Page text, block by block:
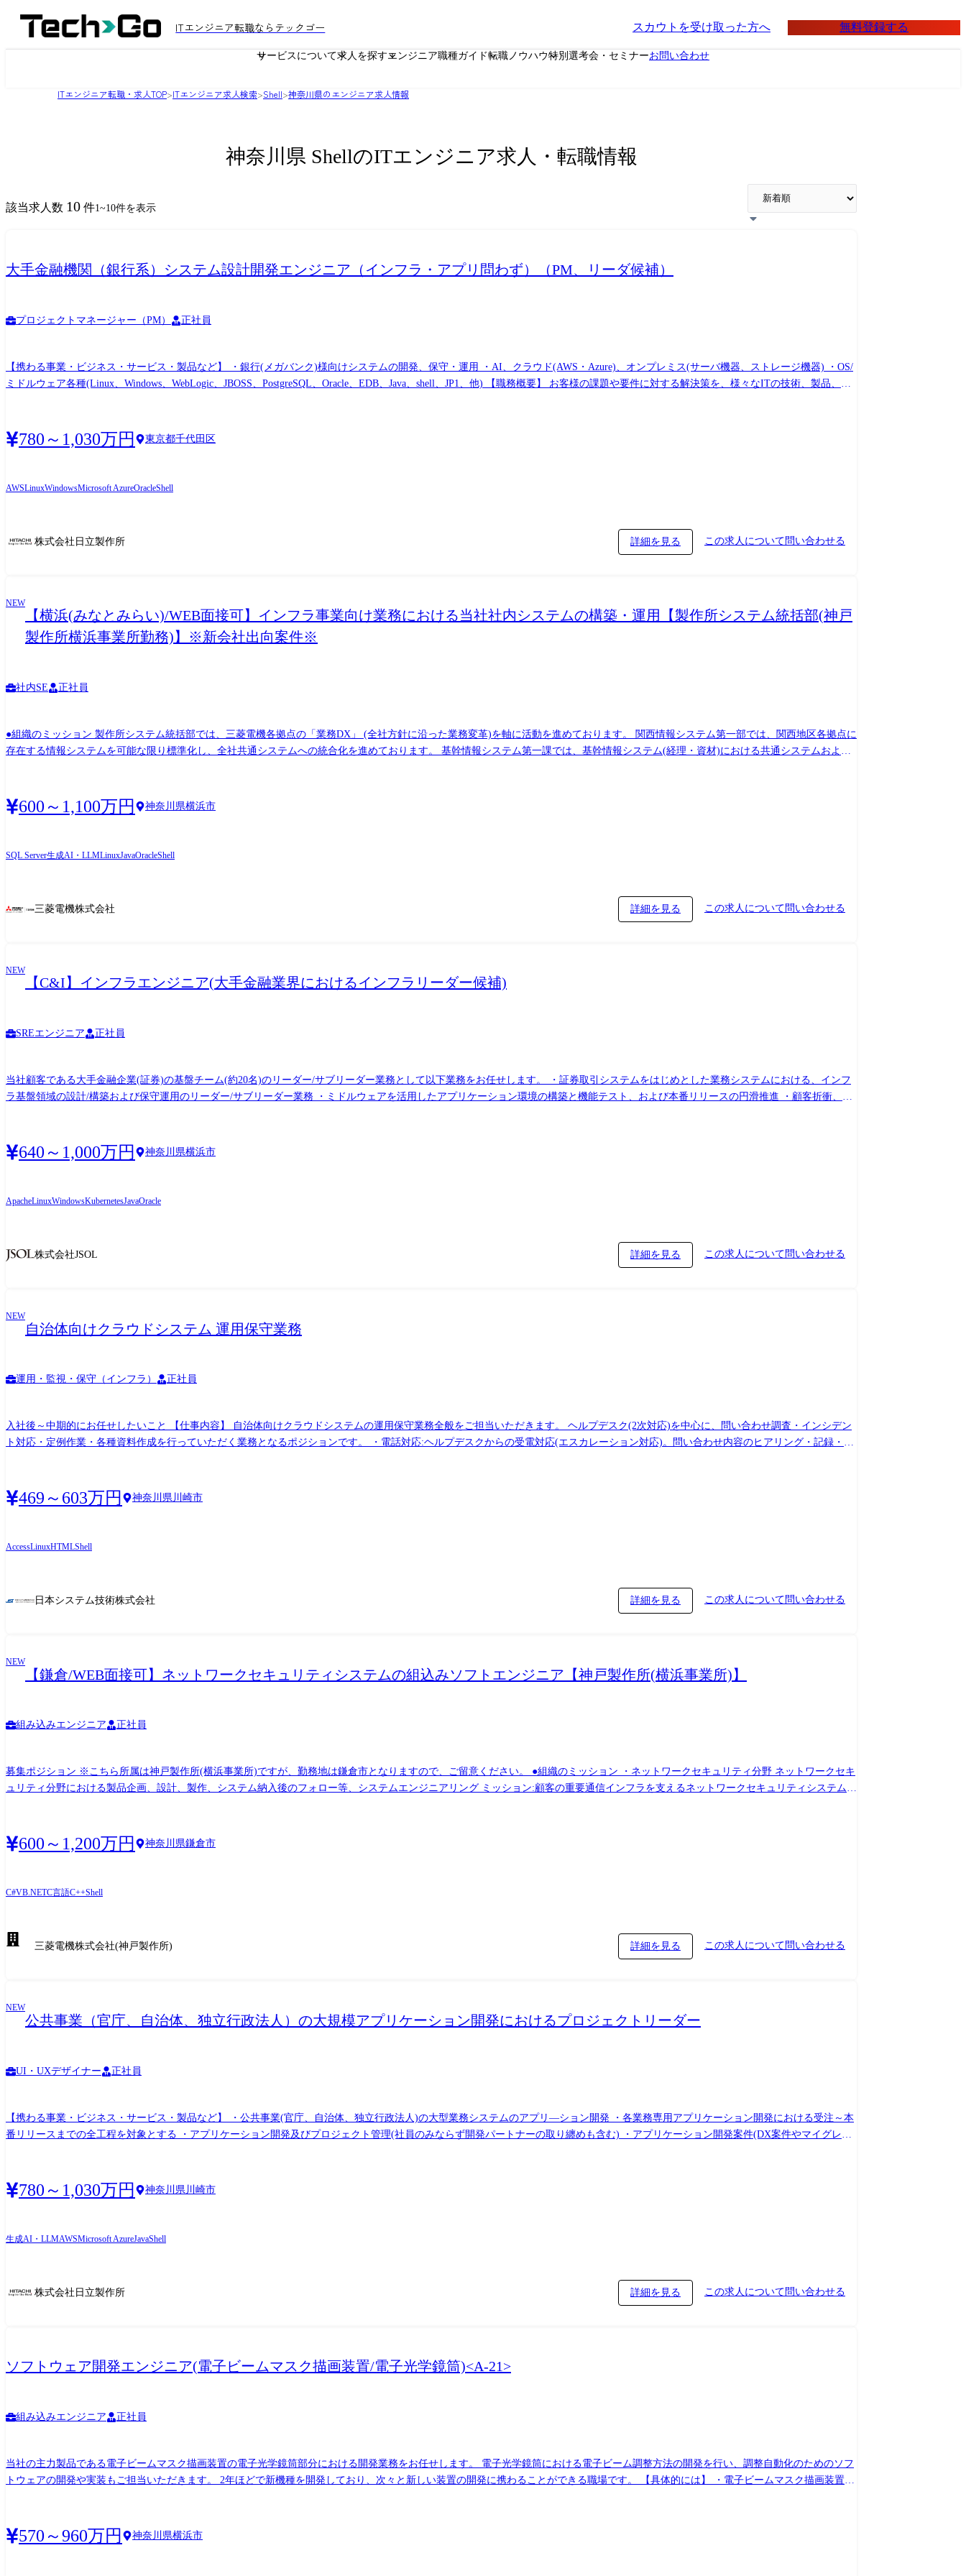
ITエンジニア転職ならテックゴー スカウトを受け取った方へ 無料登録する
サービスについて求人を探すエンジニア職種ガイド転職ノウハウ特別選考会・セミナーお問い合わせ
ITエンジニア転職・求人TOP>ITエンジニア求人検索>Shell>神奈川県のエンジニア求人情報
神奈川県 ShellのITエンジニア求人・転職情報
該当求人数 10 件1~10件を表示
大手金融機関（銀行系）システム設計開発エンジニア（インフラ・アプリ問わず）（PM、リーダ候補）
プロジェクトマネージャー（PM） 正社員
【携わる事業・ビジネス・サービス・製品など】 ・銀行(メガバンク)様向けシステムの開発、保守・運用 ・AI、クラウド(AWS・Azure)、オンプレミス(サーバ機器、ストレージ機器) ・OS/
ミドルウェア各種(Linux、Windows、WebLogic、JBOSS、PostgreSQL、Oracle、EDB、Java、shell、JP1、他) 【職務概要】 お客様の課題や要件に対する解決策を、様々なITの技術、製品、ソ
スケジュールを守りながら、求められる成果を達成するため、必要に応じて社内メンバに短期の作業スケジュールを割り当てる。 ・プロジェクト遂行や課題解決のために、顧客や社内メン
バと良好なコミュニケーションを図る。 ・一連の活動を通じて、顧客ニーズに合ったシステムの開発・提供を実現する。 ・最初は比較的小規模(10名前後)のチームを率いて、メガバンク様
780～1,030万円 東京都千代田区
AWSLinuxWindowsMicrosoft AzureOracleShell
株式会社日立製作所 詳細を見る この求人について問い合わせる
NEW
【横浜(みなとみらい)/WEB面接可】インフラ事業向け業務における当社社内システムの構築・運用【製作所システム統括部(神戸
製作所横浜事業所勤務)】※新会社出向案件※
社内SE 正社員
●組織のミッション 製作所システム統括部では、三菱電機各拠点の「業務DX」 (全社方針に沿った業務変革)を軸に活動を進めております。 関西情報システム第一部では、関西地区各拠点に
存在する情報システムを可能な限り標準化し、全社共通システムへの統合化を進めております。 基幹情報システム第一課では、基幹情報システム(経理・資材)における共通システムおよび
ことがあります ●具体的な仕事内容 ①基幹系システム(経理・調達)の刷新 DX推進の中核メンバーとして基幹系システム(経理・調達)の刷新において、IT部門内の検討に留まらず、経営層へ
の説明や上申といったコミュニケーションも積極的に行っていただきます。 具体的には、利用部門の業務統合に向けたIT投資の妥当性やDXの進捗、将来的なITロードマップについて経営
のニーズを深く理解し、事業部門の業務プロセスを深く掘り下げた上で、新たな情報システムの企画立案を行います。 既存システムの改善や刷新においても、現状の課題を洗い出し、ビジ
ウド化、クラウドサービスの導入、そしてこれらのサービスと既存システムを連携させるためのアーキテクチャ設計も担当いただきます。 ④システム運用・保守: 開発・導入したシステム
が安定稼働を維持するための運用管理体制を構築し、トラブル発生時には迅速な原因究明と解決を行います。 また、定期的なシステムパフォーマンスの監視やセキュリティ対策の強化、利
ントし、開発委託や契約交渉、進捗管理、品質管理、コスト最適化まで、プロジェクトの円滑な進行と成功に向けた主体的に関与していただきます。 ●使用言語、環境、ツール、資格等 上
記(1)SAP、ABAP、C、Java、Linux、WindowsServer、Oracle、SQLServer、Shell
600～1,100万円 神奈川県横浜市
SQL Server生成AI・LLMLinuxJavaOracleShell
三菱電機株式会社 詳細を見る この求人について問い合わせる
NEW
【C&I】インフラエンジニア(大手金融業界におけるインフラリーダー候補)
SREエンジニア 正社員
当社顧客である大手金融企業(証券)の基盤チーム(約20名)のリーダー/サブリーダー業務として以下業務をお任せします。 ・証券取引システムをはじめとした業務システムにおける、インフ
ラ基盤領域の設計/構築および保守運用のリーダー/サブリーダー業務 ・ミドルウェアを活用したアプリケーション環境の構築と機能テスト、および本番リリースの円滑推進 ・顧客折衝、仕
フロー、デプロイ管理ツール、監視設計と構築 ・プロジェクト管理 WBS策定・進捗管理、課題管理、品質管理 スケジュール調整、リスク管理、変更管理 ・チームマネジメント 3～5名程度
のチームリード、作業指示、レビュー 協力会社との調整、ベンダーコントロール ●<管理規模> 管理サーバー数:本番環境 4000サーバー、開発環境 3000サーバー 当社では各システムのイン
範囲)会社の定める業務
640～1,000万円 神奈川県横浜市
ApacheLinuxWindowsKubernetesJavaOracle
株式会社JSOL 詳細を見る この求人について問い合わせる
NEW
自治体向けクラウドシステム 運用保守業務
運用・監視・保守（インフラ） 正社員
入社後～中期的にお任せしたいこと 【仕事内容】 自治体向けクラウドシステムの運用保守業務全般をご担当いただきます。 ヘルプデスク(2次対応)を中心に、問い合わせ調査・インシデン
ト対応・定例作業・各種資料作成を行っていただく業務となるポジションです。 ・電話対応:ヘルプデスクからの受電対応(エスカレーション対応)。問い合わせ内容のヒアリング・記録・回
469～603万円 神奈川県川崎市
AccessLinuxHTMLShell
日本システム技術株式会社 詳細を見る この求人について問い合わせる
NEW
【鎌倉/WEB面接可】ネットワークセキュリティシステムの組込みソフトエンジニア【神戸製作所(横浜事業所)】
組み込みエンジニア 正社員
募集ポジション ※こちら所属は神戸製作所(横浜事業所)ですが、勤務地は鎌倉市となりますので、ご留意ください。 ●組織のミッション ・ネットワークセキュリティ分野 ネットワークセキ
ュリティ分野における製品企画、設計、製作、システム納入後のフォロー等、システムエンジニアリング ミッション:顧客の重要通信インフラを支えるネットワークセキュリティシステムの
主に通信システムに関わる組み込みソフトウェア開発の業務をご担当いただきます。 (1)要求分析・仕様整理 (2)ソフトウェア設計(基本設計・詳細設計) (3)実装(コーディング) (4)テスト検証
(安全性・品質の確認) (5)運用・保守(ハードウェア(汎用品)の組み上げと設置、現地でのシステム調整作業) ●参考情報 ・プロジェクトの期間:短くて1年程度、長いもので3年程度 ・プロジェ
で、Perl, VB, C#
600～1,200万円 神奈川県鎌倉市
C#VB.NETC言語C++Shell
三菱電機株式会社(神戸製作所) 詳細を見る この求人について問い合わせる
NEW
公共事業（官庁、自治体、独立行政法人）の大規模アプリケーション開発におけるプロジェクトリーダー
UI・UXデザイナー 正社員
【携わる事業・ビジネス・サービス・製品など】 ・公共事業(官庁、自治体、独立行政法人)の大型業務システムのアプリ―ション開発 ・各業務専用アプリケーション開発における受注～本
番リリースまでの全工程を対象とする ・アプリケーション開発及びプロジェクト管理(社員のみならず開発パートナーの取り纏めも含む) ・アプリケーション開発案件(DX案件やマイグレー
取り纏め者として開発工程の管理、組織内や開発パートナーメンバーの進捗管理を行う。 ・ハードウェア、アプリケーション、ネットワークなど情報通信分野についての一般的な知識を活
用する。
780～1,030万円 神奈川県川崎市
生成AI・LLMAWSMicrosoft AzureJavaShell
株式会社日立製作所 詳細を見る この求人について問い合わせる
ソフトウェア開発エンジニア(電子ビームマスク描画装置/電子光学鏡筒)<A-21>
組み込みエンジニア 正社員
当社の主力製品である電子ビームマスク描画装置の電子光学鏡筒部分における開発業務をお任せします。 電子光学鏡筒における電子ビーム調整方法の開発を行い、調整自動化のためのソフ
トウェアの開発や実装もご担当いただきます。 2年ほどで新機種を開発しており、次々と新しい装置の開発に携わることができる職場です。 【具体的には】 ・電子ビームマスク描画装置の
お任せする予定です。 ▼ 4～5名のメンバーで構成されるグループに分かれ、1～2台の装置をご対応いただきます。 先輩社員に同行しながら、独り立ちできるまでOJTを行います。 ※独り
立ちまでは6ヶ月～1年ほどを想定しております。 ▼ 独り立ちした後も、専門知識を取り入れる機会は多数あり、業務内では製造や技術の部署と連携を取りながら進めるため、 単なる調整
570～960万円 神奈川県横浜市